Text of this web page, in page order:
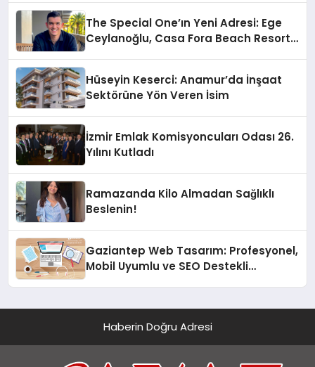
The Special One’ın Yeni Adresi: Ege
Ceylanoğlu, Casa Fora Beach Resort
Hüseyin Keserci: Anamur’da İnşaat
Sektörüne Yön Veren İsim
İzmir Emlak Komisyoncuları Odası 26.
Yılını Kutladı
Ramazanda Kilo Almadan Sağlıklı
Beslenin!
Gaziantep Web Tasarım: Profesyonel,
Mobil Uyumlu ve SEO Destekli
Haberin Doğru Adresi